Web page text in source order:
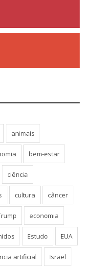
animais
bem-estar
ciência
cultura câncer
economia
Estudo EUA
artificial Israel